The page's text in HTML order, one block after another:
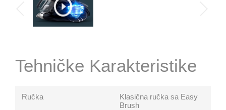
Tehničke Karakteristike
Ručka
Klasična ručka sa Easy
Brush